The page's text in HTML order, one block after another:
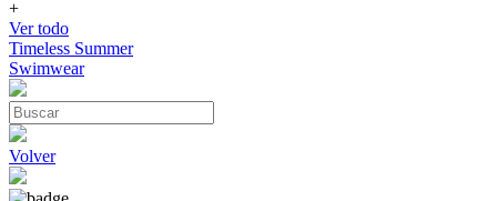
+
Ver todo
Timeless Summer
Swimwear
Volver